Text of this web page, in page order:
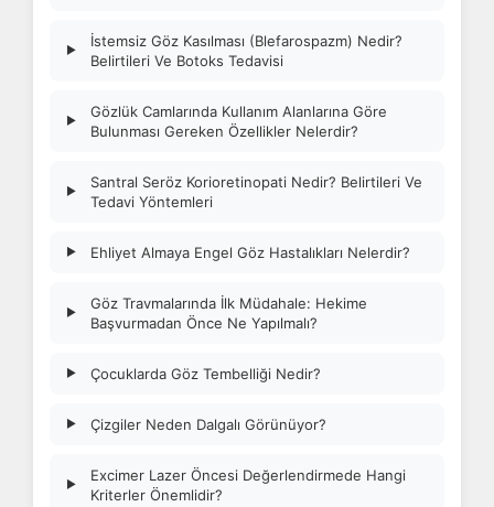
▶
İstemsiz Göz Kasılması (Blefarospazm) Nedir?
Belirtileri Ve Botoks Tedavisi
▶
Gözlük Camlarında Kullanım Alanlarına Göre
Bulunması Gereken Özellikler Nelerdir?
▶
Santral Seröz Korioretinopati Nedir? Belirtileri Ve
Tedavi Yöntemleri
▶ Ehliyet Almaya Engel Göz Hastalıkları Nelerdir?
▶
Göz Travmalarında İlk Müdahale: Hekime
Başvurmadan Önce Ne Yapılmalı?
▶ Çocuklarda Göz Tembelliği Nedir?
▶ Çizgiler Neden Dalgalı Görünüyor?
▶
Excimer Lazer Öncesi Değerlendirmede Hangi
Kriterler Önemlidir?